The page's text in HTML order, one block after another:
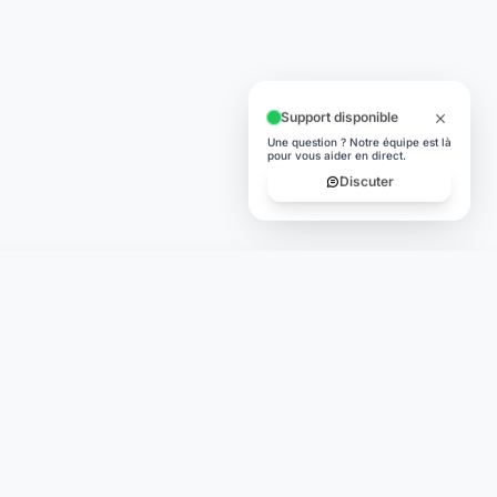
Support disponible
Une question ? Notre équipe est là
pour vous aider en direct.
Discuter